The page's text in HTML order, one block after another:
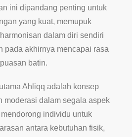
ini dipandang penting untuk
yang kuat, memupuk
dalam diri sendiri
pada akhirnya mencapai rasa
batin.
Ahliqq adalah konsep
moderasi dalam segala aspek
individu untuk
antara kebutuhan fisik,